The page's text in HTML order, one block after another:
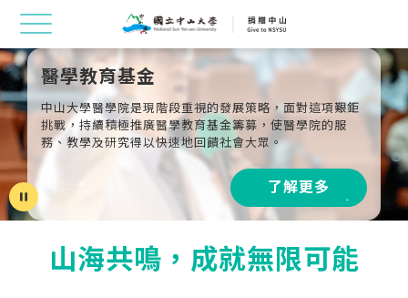
pause
醫學教育基金
中山大學醫學院是現階段重視的發展策略，面對這項艱鉅
挑戰，持續積極推廣醫學教育基金籌募，使醫學院的服
務、教學及研究得以快速地回饋社會大眾。
了解更多
山海共鳴，成就無限可能